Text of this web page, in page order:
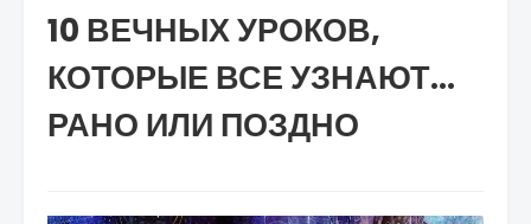
10 ВЕЧНЫХ УРОКОВ,
КОТОРЫЕ ВСЕ УЗНАЮТ…
РАНО ИЛИ ПОЗДНО